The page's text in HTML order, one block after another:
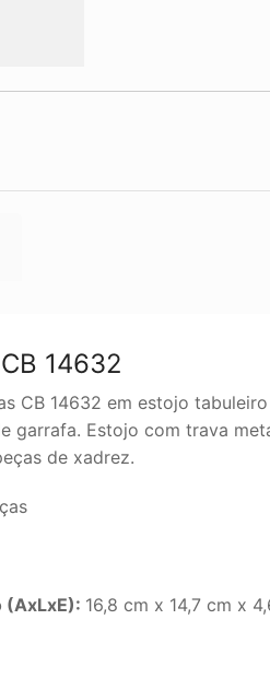
14632
CB 14632 em estojo
garrafa. Estojo com trava
de xadrez.
(AxLxE): 16,8 cm x 14,7 cm x